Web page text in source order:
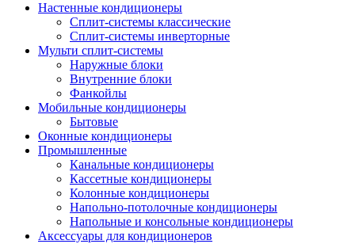
Настенные кондиционеры
Сплит-системы классические
Сплит-системы инверторные
Мульти сплит-системы
Наружные блоки
Внутренние блоки
Фанкойлы
Мобильные кондиционеры
Бытовые
Оконные кондиционеры
Промышленные
Канальные кондиционеры
Кассетные кондиционеры
Колонные кондиционеры
Напольно-потолочные кондиционеры
Напольные и консольные кондиционеры
Аксессуары для кондиционеров